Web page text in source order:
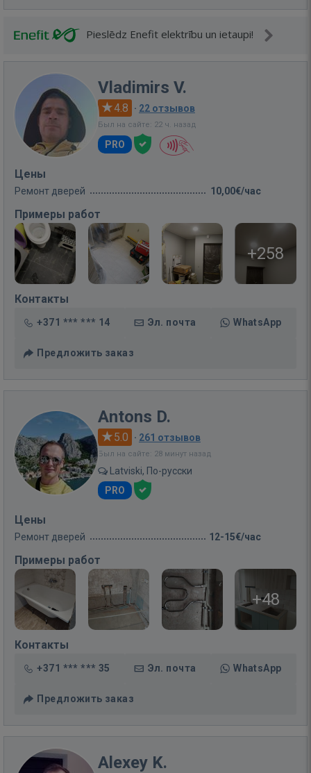
Pieslēdz Enefit elektrību un ietaupi!
Vladimirs V.
4.8 · 22 отзывов
Был на сайте: 22 ч. назад
PRO
Цены
Ремонт дверей 10,00€/час
Примеры работ
+258
Контакты
+371 *** *** 14 Эл. почта WhatsApp
Предложить заказ
Antons D.
5.0 · 261 отзывов
Был на сайте: 28 минут назад
Latviski, По-русски
PRO
Цены
Ремонт дверей 12-15€/час
Примеры работ
+48
Контакты
+371 *** *** 35 Эл. почта WhatsApp
Предложить заказ
Alexey K.